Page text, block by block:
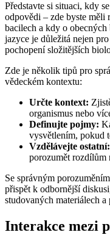
Představte si situaci, kdy
odpovědi – zde byste
bacilech a kdy o
jazyce je důležitá nejen
pochopení složitějších
Zde je několik tipů pro
vědeckém kontextu:
Určte kontext:
organismus nebo
Definujte pojmy:
vysvětlením, pokud
Vzdělávejte ostatní:
porozumět rozdílům
Se správným
přispět k odbornější
studovaných materiálech a
Interakce mezi